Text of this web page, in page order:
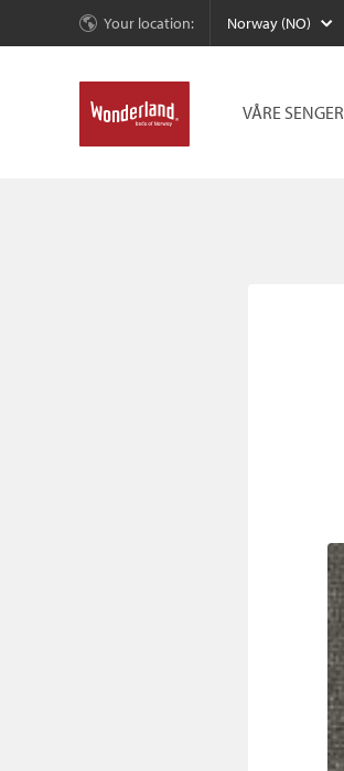
Your location: Norway (NO)
VÅRE SENGER